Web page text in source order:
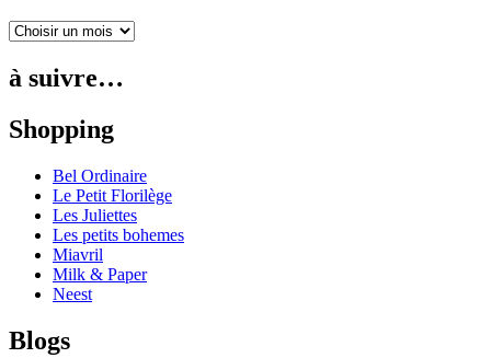
à suivre…
Shopping
Bel Ordinaire
Le Petit Florilège
Les Juliettes
Les petits bohemes
Miavril
Milk & Paper
Neest
Blogs